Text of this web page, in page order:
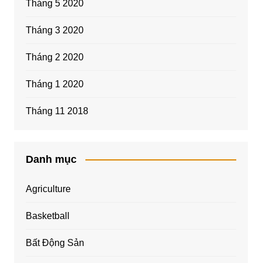
Tháng 5 2020
Tháng 3 2020
Tháng 2 2020
Tháng 1 2020
Tháng 11 2018
Danh mục
Agriculture
Basketball
Bất Động Sản